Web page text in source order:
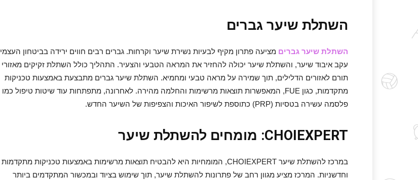
השתלת שיער גברים
השתלת שיער גברים מציעה פתרון מקיף לבעיות נשירת שיער וקרחות. גברים רבים חווים ירידה בביטחון העצמי
עקב איבוד שיער, והשתלת שיער יכולה להחזיר את המראה הטבעי והצעיר. התהליך כולל השתלת זקיקים מאזורי
תורם לאזורים הדלילים, תוך שמירה על מראה טבעי ומחמיא. השתלת שיער גברים מתבצעת באמצעות טכניקות
מתקדמות, כגון FUE, המאפשרות תוצאות מרשימות והחלמה מהירה. לאחרונה, מתפתחות עוד שיטות טיפול כמו
פלסמה עשירה בטסיות (PRP) כתוספת לשיפור האיכות והצפיפות של השיער החדש.
CHOIEXPERT: מומחים להשתלת שיער
במרכז להשתלת שיער CHOIEXPERT, המומחיות היא להבטיח תוצאות מרשימות באמצעות טכניקות מתקדמות
וחדשניות. המרכז מציע מגוון רחב של פתרונות להשתלת שיער, תוך שימוש בציוד ובמכשור המתקדמים ביותר